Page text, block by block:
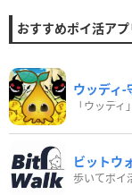
おすすめポイ活ア
ウッディ
「ウッデ
ビットウ